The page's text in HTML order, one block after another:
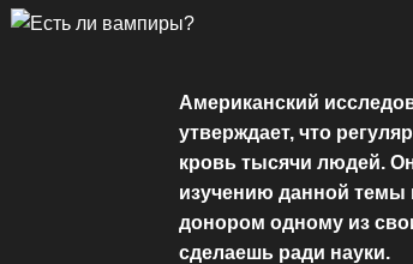
Американский
утверждает, что
кровь тысячи людей.
изучению данной темы
донором одному из
сделаешь ради науки.